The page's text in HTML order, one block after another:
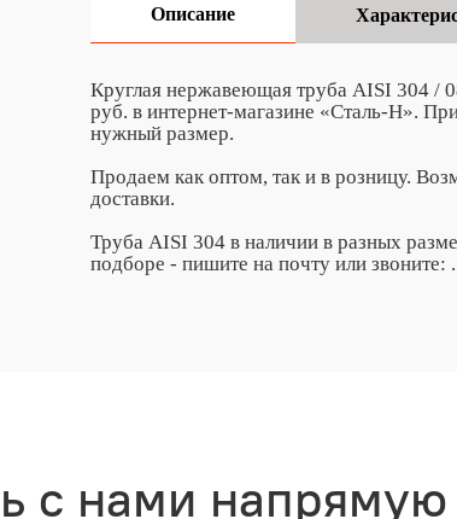
Описание
Круглая нержавеющая труба AISI 304 /
руб. в интернет-магазине «Сталь-Н».
нужный размер.
Продаем как оптом, так и в розницу.
доставки.
Труба AISI 304 в наличии в разных
подборе - пишите на почту или звоните: .
с нами напрямую